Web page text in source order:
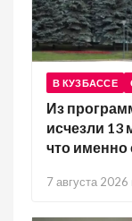
В КУЗБАССЕ
Из
исчезли 13
что именно
7 августа 2026